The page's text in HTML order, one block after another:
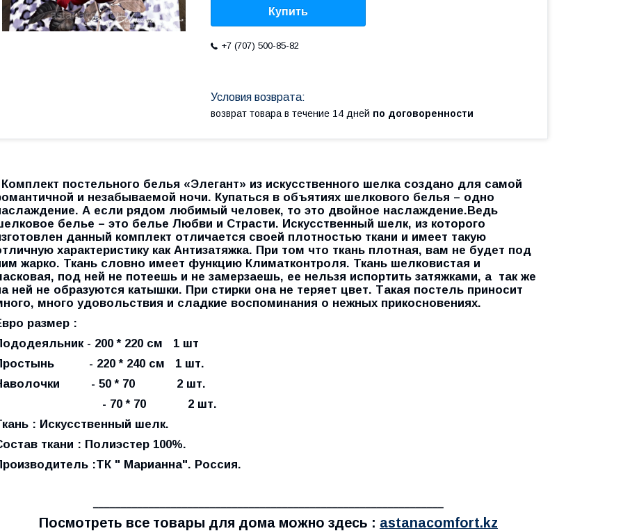
Купить
+7 (707) 500-85-82
возврат товара в течение 14 дней по договоренности
постельного белья «Элегант» из искусственного шелка создано для самой
и незабываемой ночи. Купаться в объятиях шелкового белья – одно
А если рядом любимый человек, то это двойное наслаждение.Ведь
белье – это белье Любви и Страсти. Искусственный шелк, из которого
данный комплект отличается своей плотностью ткани и имеет такую
характеристику как Антизатяжка. При том что ткань плотная, вам не будет под
жарко. Ткань словно имеет функцию Климатконтроля. Ткань шелковистая и
под ней не потеешь и не замерзаешь, ее нельзя испортить затяжками, а так же
ней не образуются катышки. При стирки она не теряет цвет. Такая постель приносит
много удовольствия и сладкие воспоминания о нежных прикосновениях.
размер :
- 200 * 220 см 1 шт
- 220 * 240 см 1 шт.
- 50 * 70 2 шт.
70 * 70 2 шт.
: Искусственный шелк.
ткани : Полиэстер 100%.
:ТК " Марианна". Россия.
Посмотреть все товары для дома можно здесь : astanacomfort.kz